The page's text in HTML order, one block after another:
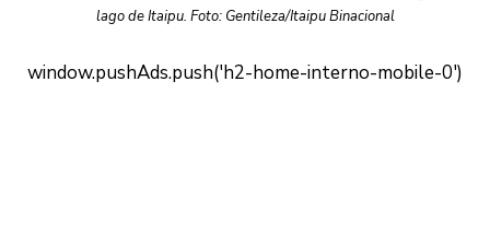
lago de Itaipu. Foto: Gentileza/Itaipu Binacional